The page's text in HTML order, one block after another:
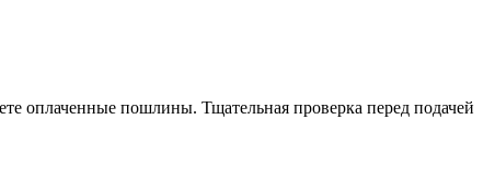
оплаченные пошлины. Тщательная проверка перед подачей